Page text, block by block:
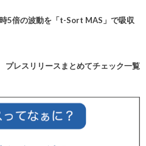
5倍の波動を「t-Sort MAS」で吸収
プレスリリースまとめてチェック一覧